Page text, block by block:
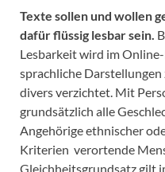
Texte sollen und wollen
dafür flüssig lesbar sein.
Lesbarkeit wird im
sprachliche
divers verzichtet. Mit
grundsätzlich alle
Angehörige ethnischer
Kriterien verortende
Gleichheitsgrundsatz gilt